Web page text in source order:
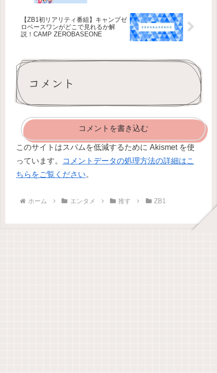
【ZB1初リアリティ番組】キャンプゼ
ロベースワンがどこで見れるか解
説！CAMP ZEROBASEONE
コメント
コメントを書き込む
このサイトはスパムを低減するために Akismet を使
っています。
コメントデータの処理方法の詳細はこ
ちらをご覧ください。
ホーム エンタメ 推す ZB1